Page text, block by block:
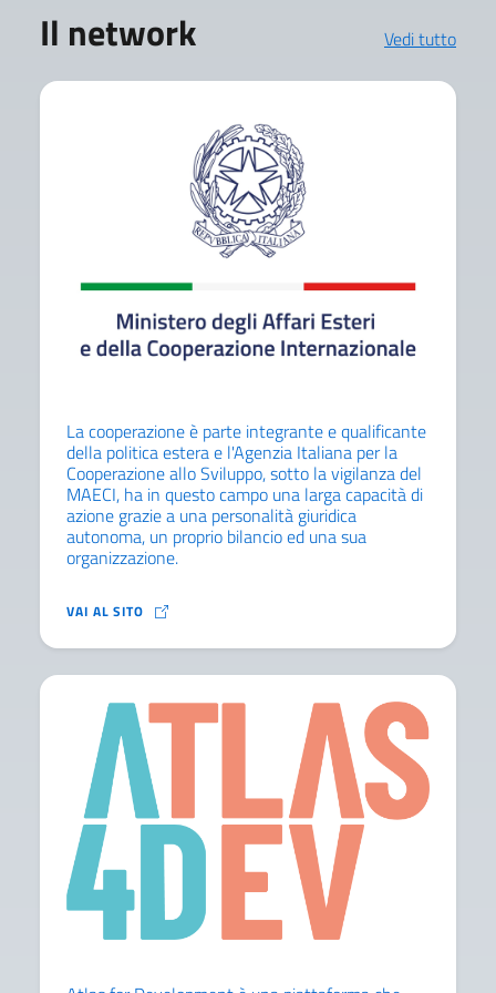
Il network Vedi tutto
VAI AL SITOLA COOPERAZIONE È PARTE INTEGRANTE E
La cooperazione è parte integrante e qualificante
della politica estera e l'Agenzia Italiana per la
Cooperazione allo Sviluppo, sotto la vigilanza del
MAECI, ha in questo campo una larga capacità di
azione grazie a una personalità giuridica
autonoma, un proprio bilancio ed una sua
organizzazione.